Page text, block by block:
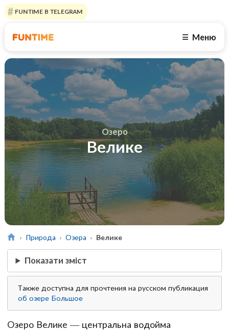
FUNTIME В TELEGRAM
☰ Меню
Озеро
Велике
Природа Озера Велике
Показати зміст
Также доступна для прочтения на русском публикация
об озере Большое
Озеро Велике — центральна водойма